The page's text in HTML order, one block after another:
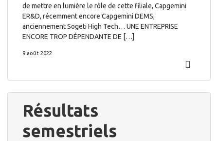
de mettre en lumière le rôle de cette filiale, Capgemini
ER&D, récemment encore Capgemini DEMS,
anciennement Sogeti High Tech… UNE ENTREPRISE
ENCORE TROP DÉPENDANTE DE […]
9 août 2022
Résultats
semestriels